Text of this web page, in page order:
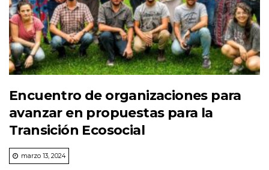
Encuentro de organizaciones para
avanzar en propuestas para la
Transición Ecosocial
marzo 13, 2024